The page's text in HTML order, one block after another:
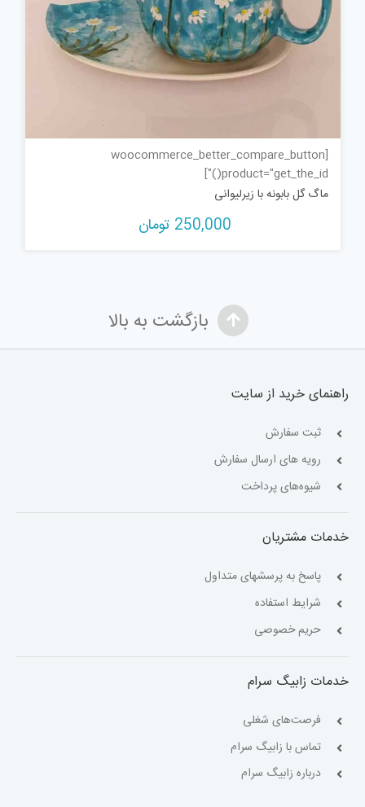
[woocommerce_better_compare_button
product="get_the_id()"]
ماگ گل بابونه با زیرلیوانی
250,000 تومان
بازگشت به بالا
راهنمای خرید از سایت
ثبت سفارش
رویه های ارسال سفارش
شیوه‌های پرداخت
خدمات مشتریان
پاسخ به پرسشهای متداول
شرایط استفاده
حریم خصوصی
خدمات زابیگ سرام
فرصت‌های شغلی
تماس با زابیگ سرام
درباره زابیگ سرام